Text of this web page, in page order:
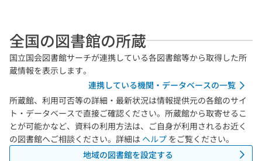
全国の図書館の所蔵
国立国会図書館サーチが連携している各図書館等から取得した所
蔵情報を表示します。
連携している機関・データベースの一覧
所蔵館、利用可否等の詳細・最新状況は情報提供元の各館のサイ
ト・データベースで直接ご確認ください。所蔵館から取寄せるこ
とが可能かなど、資料の利用方法は、ご自身が利用されるお近く
の図書館へご相談ください。詳細は ヘルプ をご覧ください。
地域の図書館を設定する